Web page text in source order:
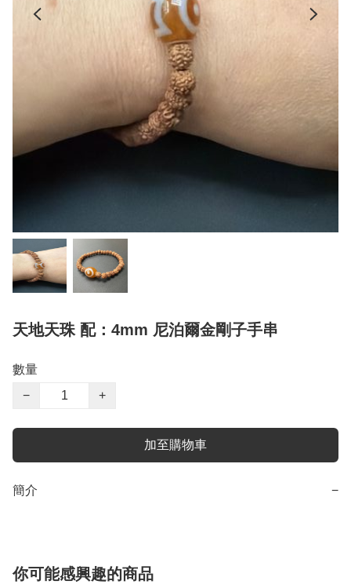
天地天珠 配：4mm 尼泊爾金剛子手串
數量
−
+
加至購物車
簡介 −
你可能感興趣的商品